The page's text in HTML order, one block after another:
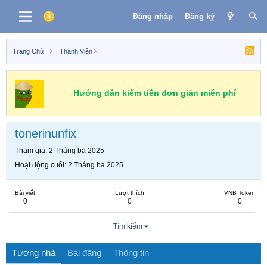
Đăng nhập Đăng ký
Trang Chủ Thành Viên
Hướng dẫn kiếm tiền đơn giản miễn phí
tonerinunfix
Tham gia 2 Tháng ba 2025
Hoạt động cuối 2 Tháng ba 2025
Bài viết
0
Lượt thích
0
VNB Token
0
Tìm kiếm
Tường nhà Bài đăng Thông tin